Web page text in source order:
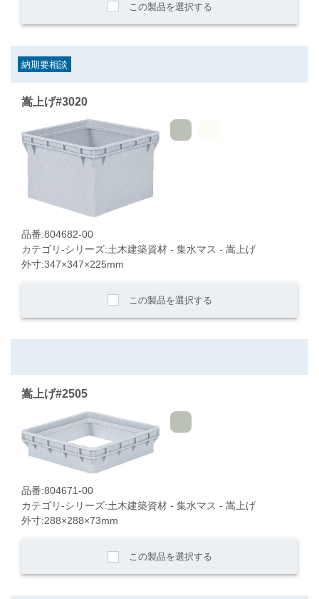
この製品を選択する
納期要相談
嵩上げ#3020
品番:804682-00
カテゴリ-シリーズ:土木建築資材 - 集水マス - 嵩上げ
外寸:347×347×225mm
この製品を選択する
嵩上げ#2505
品番:804671-00
カテゴリ-シリーズ:土木建築資材 - 集水マス - 嵩上げ
外寸:288×288×73mm
この製品を選択する